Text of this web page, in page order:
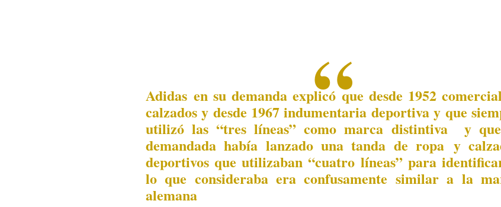
Adidas en su demanda explicó que desde 1952
calzados y desde 1967 indumentaria deportiva y que
utilizó las “tres líneas” como marca distintiva y
demandada había lanzado una tanda de ropa y
deportivos que utilizaban “cuatro líneas” para
lo que consideraba era confusamente similar a la
alemana